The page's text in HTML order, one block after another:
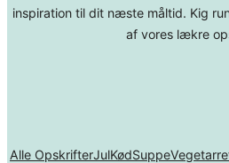
inspiration til dit næste måltid. Kig
af vores lækre
Alle OpskrifterJulKødSuppe